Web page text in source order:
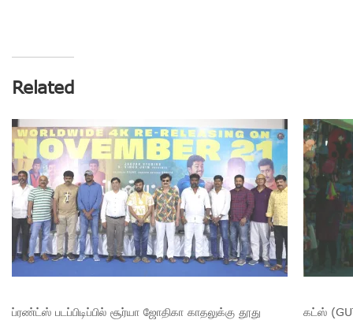
Related
ப்ரண்ட்ஸ் படப்பிடிப்பில் சூர்யா ஜோதிகா காதலுக்கு தூது
கட்ஸ்